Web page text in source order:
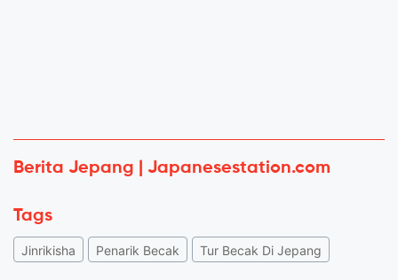
Berita Jepang | Japanesestation.com
Tags
Jinrikisha Penarik Becak Tur Becak Di Jepang